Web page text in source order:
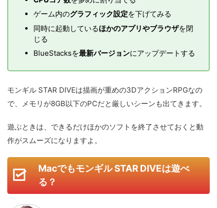
ゲーム内のグラフィック設定を下げてみる
同時に起動しているほかのアプリやブラウザを閉
じる
BlueStacksを最新バージョンにアップデートする
モンギル STAR DIVEは描画が重めの3DアクションRPGなの
で、メモリが8GB以下のPCだと厳しいシーンも出てきます。
遊ぶときは、できるだけほかのソフトを終了させておくと動
作がスムーズになりますよ。
Macでもモンギル STAR DIVEは遊べ
る？